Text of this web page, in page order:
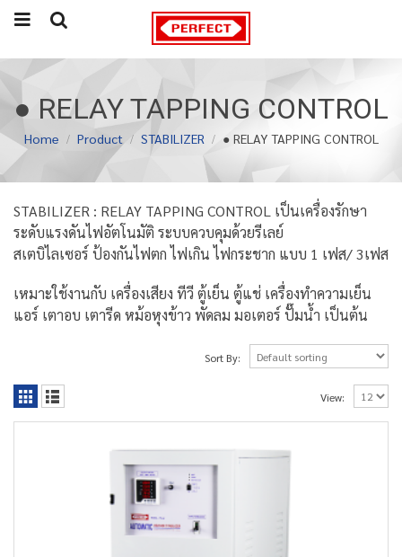
● RELAY TAPPING CONTROL
Home Product STABILIZER ● RELAY TAPPING CONTROL
STABILIZER : RELAY TAPPING CONTROL เป็นเครื่องรักษา
ระดับแรงดันไฟอัตโนมัติ ระบบควบคุมด้วยรีเลย์
สเตบิไลเซอร์ ป้องกันไฟตก ไฟเกิน ไฟกระชาก แบบ 1 เฟส/ 3เฟส
เหมาะใช้งานกับ เครื่องเสียง ทีวี ตู้เย็น ตู้แช่ เครื่องทำความเย็น
แอร์ เตาอบ เตารีด หม้อหุงข้าว พัดลม มอเตอร์ ปั๊มน้ำ เป็นต้น
Sort By:
View: